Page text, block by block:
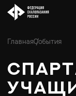
ГлавнаяСобытия